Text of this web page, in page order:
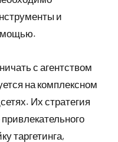
и
с агентством
на комплексном
Их стратегия
таргетинга,